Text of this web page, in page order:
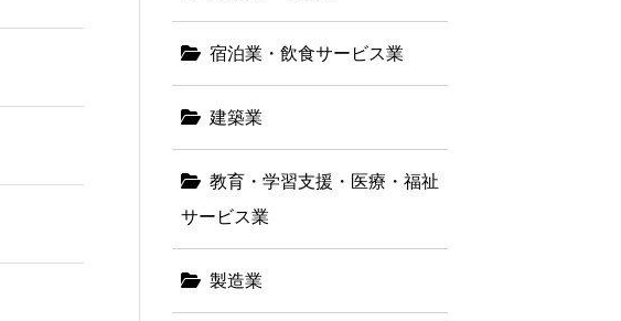
宿泊業・飲食サービス業
建築業
教育・学習支援・医療・福祉
サービス業
製造業